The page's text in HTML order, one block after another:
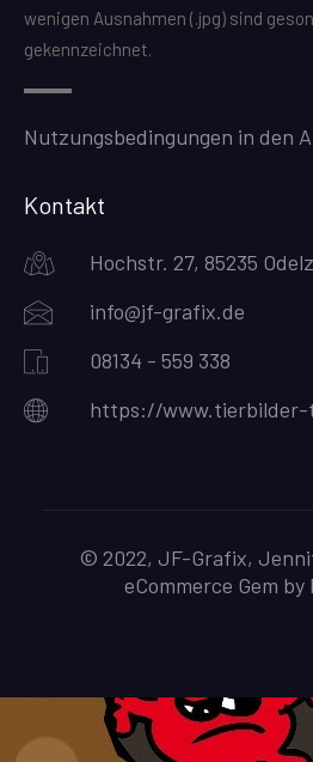
wenigen Ausnahmen (.jpg) sind
gekennzeichnet.
Nutzungsbedingungen in den
Kontakt
Hochstr. 27, 85235
info@jf-grafix.de
08134 - 559 338
https://www.tierbilder-
© 2022, JF-Grafix,
eCommerce Gem by